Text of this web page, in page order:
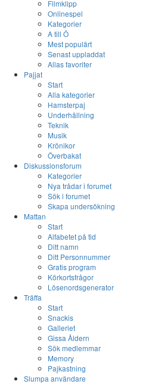
Filmklipp
Onlinespel
Kategorier
A till Ö
Mest populärt
Senast uppladdat
Allas favoriter
Pajjat
Start
Alla kategorier
Hamsterpaj
Underhållning
Teknik
Musik
Krönikor
Överbakat
Diskussionsforum
Kategorier
Nya trådar i forumet
Sök i forumet
Skapa undersökning
Mattan
Start
Alfabetet på tid
Ditt namn
Ditt Personnummer
Gratis program
Körkortsfrågor
Lösenordsgenerator
Träffa
Start
Snackis
Galleriet
Gissa Åldern
Sök medlemmar
Memory
Pajkastning
Slumpa användare